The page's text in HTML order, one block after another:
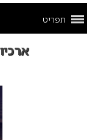
תפריט